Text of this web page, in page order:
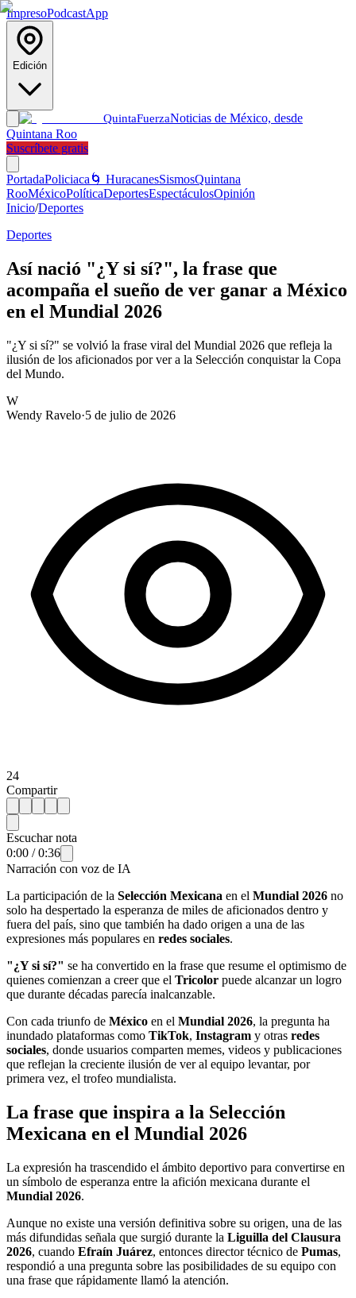
ImpresoPodcastApp
Edición
QuintaFuerzaNoticias de México, desde
Quintana Roo
Suscríbete gratis
PortadaPoliciaca 🌀 HuracanesSismosQuintana
RooMéxicoPolíticaDeportesEspectáculosOpinión
Inicio/Deportes
Deportes
Así nació "¿Y si sí?", la frase que
acompaña el sueño de ver ganar a México
en el Mundial 2026
"¿Y si sí?" se volvió la frase viral del Mundial 2026 que refleja la
ilusión de los aficionados por ver a la Selección conquistar la Copa
del Mundo.
W
Wendy Ravelo·5 de julio de 2026
24
Compartir
Escuchar nota
0:00 /0:36
Narración con voz de IA
La participación de la Selección Mexicana en el Mundial 2026 no
solo ha despertado la esperanza de miles de aficionados dentro y
fuera del país, sino que también ha dado origen a una de las
expresiones más populares en redes sociales.
"¿Y si sí?" se ha convertido en la frase que resume el optimismo de
quienes comienzan a creer que el Tricolor puede alcanzar un logro
que durante décadas parecía inalcanzable.
Con cada triunfo de México en el Mundial 2026, la pregunta ha
inundado plataformas como TikTok, Instagram y otras redes
sociales, donde usuarios comparten memes, videos y publicaciones
que reflejan la creciente ilusión de ver al equipo levantar, por
primera vez, el trofeo mundialista.
La frase que inspira a la Selección
Mexicana en el Mundial 2026
La expresión ha trascendido el ámbito deportivo para convertirse en
un símbolo de esperanza entre la afición mexicana durante el
Mundial 2026.
Aunque no existe una versión definitiva sobre su origen, una de las
más difundidas señala que surgió durante la Liguilla del Clausura
2026, cuando Efraín Juárez, entonces director técnico de Pumas,
respondió a una pregunta sobre las posibilidades de su equipo con
una frase que rápidamente llamó la atención.